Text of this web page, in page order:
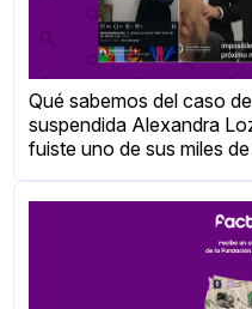
Qué sabemos del caso
suspendida Alexandra
fuiste uno de sus miles